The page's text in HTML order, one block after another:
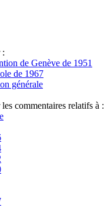
:
de Genève de 1951
de 1967
générale
commentaires relatifs à :